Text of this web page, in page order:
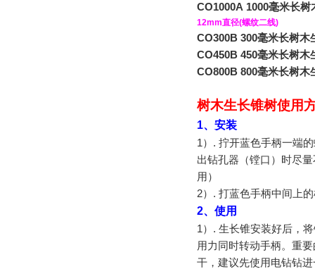
CO1000A 1000毫米长
12mm直径(螺纹二线)
CO300B 300毫米长树木
CO450B 450毫米长树木
CO800B 800毫米长树木
树木生长锥树使用
1、安装
1）. 拧开蓝色手柄一端
出钻孔器（镗口）时尽
用）
2）. 打蓝色手柄中间上
2、使用
1）. 生长锥安装好后，
用力同时转动手柄。重
干，建议先使用电钻钻